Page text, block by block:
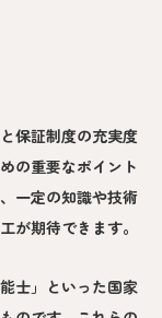
保証制度の充実度
の重要なポイント
一定の知識や技術
が期待できます。
士」といった国家